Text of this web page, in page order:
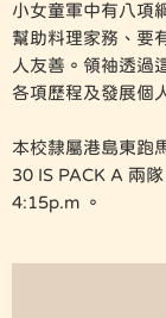
小女童軍中有八項
幫助料理家務、要
人友善。領袖透過
各項歷程及發展個
本校隸屬港島東跑
30 IS PACK A 兩
4:15p.m 。